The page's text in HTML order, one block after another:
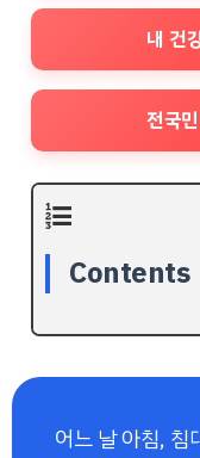
내 건
전국
Contents
어느 날 아침, 침